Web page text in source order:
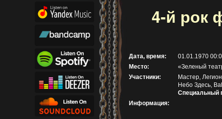
4-й рок
Дата, время:
01.01.1970
Место:
«Зеленый
Участники:
Мастер,
Небо Здесь,
Специальный
Информация: